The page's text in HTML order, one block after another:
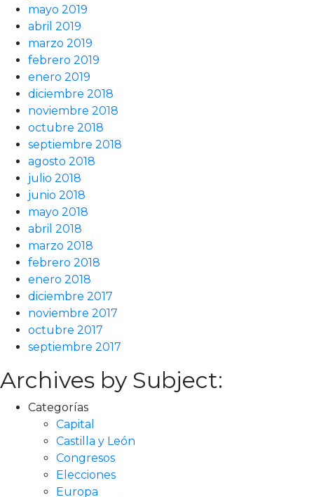
mayo 2019
abril 2019
marzo 2019
febrero 2019
enero 2019
diciembre 2018
noviembre 2018
octubre 2018
septiembre 2018
agosto 2018
julio 2018
junio 2018
mayo 2018
abril 2018
marzo 2018
febrero 2018
enero 2018
diciembre 2017
noviembre 2017
octubre 2017
septiembre 2017
Archives by Subject:
Categorías
Capital
Castilla y León
Congresos
Elecciones
Europa